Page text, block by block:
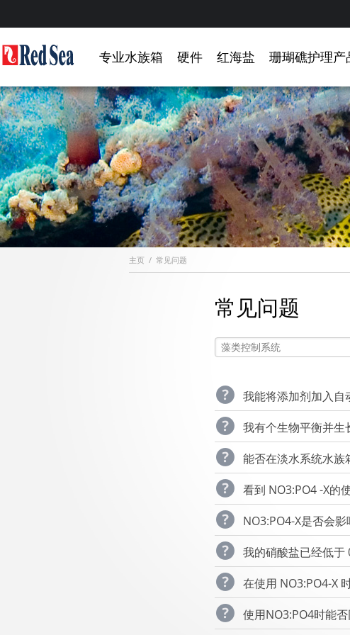
专业水族箱 硬件 红海盐 珊瑚礁护理产
主页 / 常见问题
常见问题
我能将添加剂加入自
我有个生物平衡并生
能否在淡水系统水族
看到 NO3:PO4 -X的
NO3:PO4-X是否会影
我的硝酸盐已经低于
在使用 NO3:PO4-X
使用NO3:PO4时能